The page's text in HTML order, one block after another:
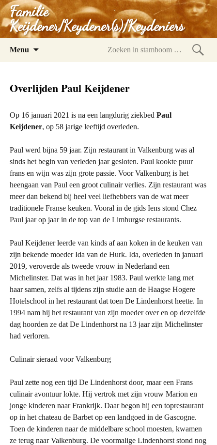
Familie
Keijdener/Keydener(s)/Keydeniers
Menu
Overlijden Paul Keijdener
Op 16 januari 2021 is na een langdurig ziekbed Paul
Keijdener, op 58 jarige leeftijd overleden.
Paul werd bijna 59 jaar. Zijn restaurant in Valkenburg was al
sinds het begin van verleden jaar gesloten. Paul kookte puur
frans en wijn was zijn grote passie. Voor Valkenburg is het
heengaan van Paul een groot culinair verlies. Zijn restaurant was
meer dan bekend bij heel veel liefhebbers van de wat meer
traditionele Franse keuken. Vooral in de gids Iens stond Chez
Paul jaar op jaar in de top van de Limburgse restaurants.
Paul Keijdener leerde van kinds af aan koken in de keuken van
zijn bekende moeder Ida van de Hurk. Ida, overleden in januari
2019, veroverde als tweede vrouw in Nederland een
Michelinster. Dat was in het jaar 1983. Paul werkte lang met
haar samen, zelfs al tijdens zijn studie aan de Haagse Hogere
Hotelschool in het restaurant dat toen De Lindenhorst heette. In
1994 nam hij het restaurant van zijn moeder over en op dezelfde
dag hoorden ze dat De Lindenhorst na 13 jaar zijn Michelinster
had verloren.
Culinair sieraad voor Valkenburg
Paul zette nog een tijd De Lindenhorst door, maar een Frans
culinair avontuur lokte. Hij vertrok met zijn vrouw Marion en
jonge kinderen naar Frankrijk. Daar begon hij een toprestaurant
op in het chateau de Barbet op een landgoed in de Gascogne.
Toen de kinderen naar de middelbare school moesten, kwamen
ze terug naar Valkenburg. De voormalige Lindenhorst stond nog